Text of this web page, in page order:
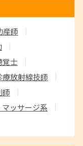
産師
覚士
療放射線技師
師
ッサージ系